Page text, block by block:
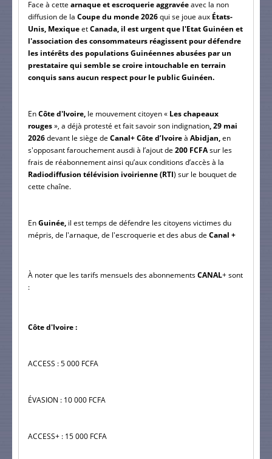
Face à cette arnaque et escroquerie aggravée avec la non
diffusion de la Coupe du monde 2026 qui se joue aux États-
Unis, Mexique et Canada, il est urgent que l'Etat Guinéen et
l'association des consommateurs réagissent pour défendre
les intérêts des populations Guinéennes abusées par un
prestataire qui semble se croire intouchable en terrain
conquis sans aucun respect pour le public Guinéen.
En Côte d'Ivoire, le mouvement citoyen « Les chapeaux
rouges », a déjà protesté et fait savoir son indignation, 29 mai
2026 devant le siège de Canal+ Côte d’Ivoire à Abidjan, en
s'opposant farouchement ausdi à l’ajout de 200 FCFA sur les
Radiodiffusion télévision ivoirienne (RTI) sur le bouquet de
cette chaîne.
En Guinée, il est temps de défendre les citoyens victimes du
mépris, de l'arnaque, de l'escroquerie et des abus de Canal +
À noter que les tarifs mensuels des abonnements CANAL+ sont
:
Côte d'Ivoire :
ACCESS : 5 000 FCFA
ÉVASION : 10 000 FCFA
ACCESS+ : 15 000 FCFA